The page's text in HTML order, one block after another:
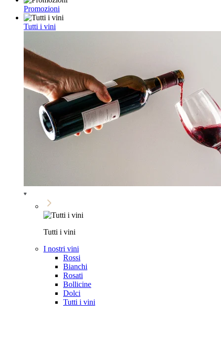
Promozioni
Tutti i vini
Tutti i vini
I nostri vini
Rossi
Bianchi
Rosati
Bollicine
Dolci
Tutti i vini